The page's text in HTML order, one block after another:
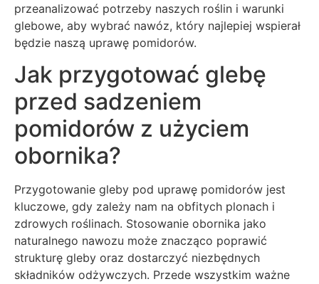
przeanalizować potrzeby naszych roślin i warunki
glebowe, aby wybrać nawóz, który najlepiej wspierał
będzie naszą uprawę pomidorów.
Jak przygotować glebę
przed sadzeniem
pomidorów z użyciem
obornika?
Przygotowanie gleby pod uprawę pomidorów jest
kluczowe, gdy zależy nam na obfitych plonach i
zdrowych roślinach. Stosowanie obornika jako
naturalnego nawozu może znacząco poprawić
strukturę gleby oraz dostarczyć niezbędnych
składników odżywczych. Przede wszystkim ważne